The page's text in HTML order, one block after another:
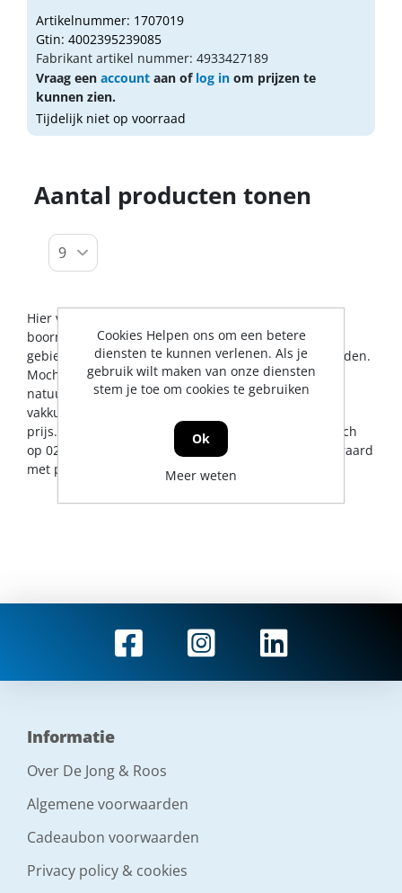
Artikelnummer: 1707019
Gtin: 4002395239085
Fabrikant artikel nummer: 4933427189
Vraag een account aan of log in om prijzen te
kunnen zien.
Tijdelijk niet op voorraad
Aantal producten tonen
Hier vindt u alles op het gebied van accu haakse
boormachines. De Jong & Roos BV probeert u op dit
gebied een zo breed mogelijk assortiment aan te bieden.
Mocht er toch een artikel ontbreken, dan kunt u
natuurlijk altijd contact met ons opnemen voor een
vakkundig advies en/of bestelling tegen een scherpe
prijs. U kunt ons bereiken via info@jrs.nl
of telefonisch
op 0224-273327. Wij leveren in heel Nederland, uiteraard
met professionele service en garantievoorwaarden.
Informatie
Over De Jong & Roos
Algemene voorwaarden
Cadeaubon voorwaarden
Privacy policy & cookies
Cookies Helpen ons om een betere
diensten te kunnen verlenen. Als je
gebruik wilt maken van onze diensten
stem je toe om cookies te gebruiken
Ok
Meer weten